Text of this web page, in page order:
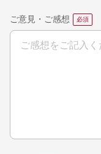
ご意見・ご感想